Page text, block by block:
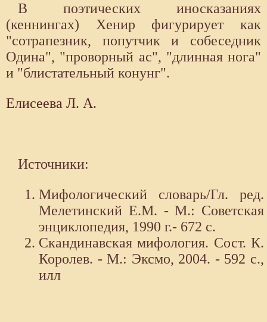
В поэтических иносказаниях
(кеннингах) Xенир фигурирует как
"сотрапезник, попутчик и собеседник
Одина", "проворный ас", "длинная нога"
и "блистательный конунг".
Елисеева Л. А.
Источники:
Мифологический словарь/Гл. ред.
Мелетинский Е.М. - М.: Советская
энциклопедия, 1990 г.- 672 с.
Скандинавская мифология. Сост. К.
Королев. - М.: Эксмо, 2004. - 592 с.,
илл